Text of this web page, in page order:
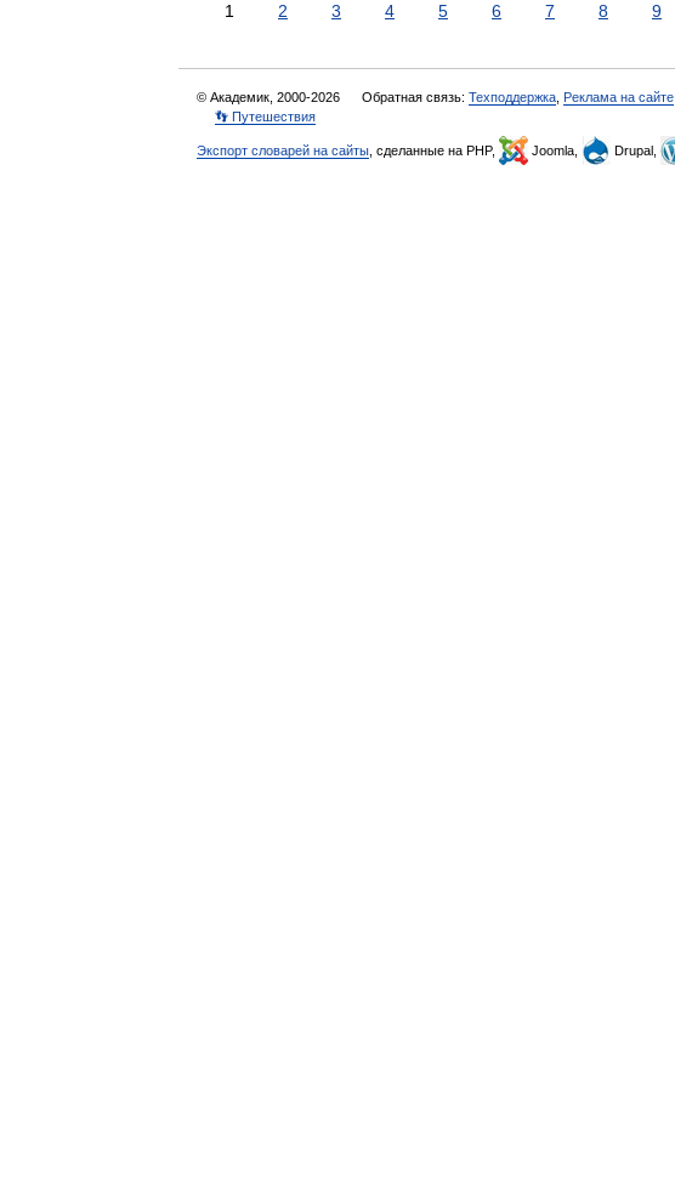
1 2 3 4 5 6 7 8 9
© Академик, 2000-2026 Обратная связь: Техподдержка Реклама на сайте
👣 Путешествия
Экспорт словарей на сайты , сделанные на PHP, Joomla, Drupal,